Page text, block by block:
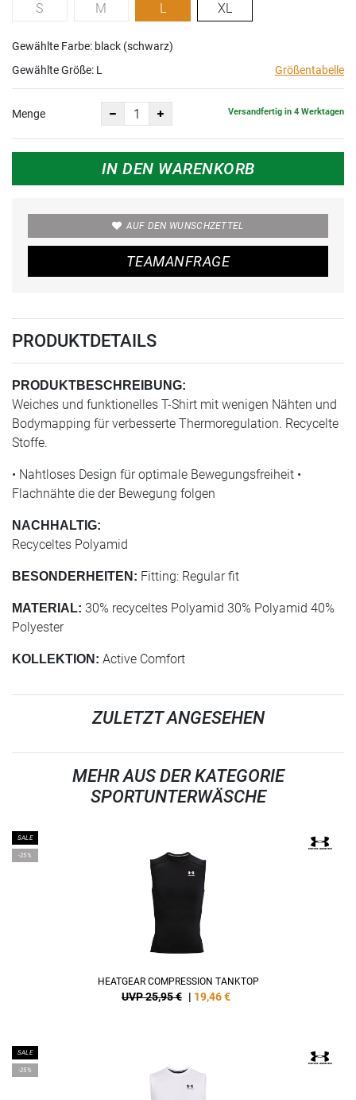
S M L XL
Gewählte Farbe: black (schwarz)
Gewählte Größe: L Größentabelle
Menge Versandfertig in 4 Werktagen
IN DEN WARENKORB
AUF DEN WUNSCHZETTEL
TEAMANFRAGE
PRODUKTDETAILS
PRODUKTBESCHREIBUNG:
Weiches und funktionelles T-Shirt mit wenigen Nähten und
Bodymapping für verbesserte Thermoregulation. Recycelte
Stoffe.
• Nahtloses Design für optimale Bewegungsfreiheit •
Flachnähte die der Bewegung folgen
NACHHALTIG:
Recyceltes Polyamid
BESONDERHEITEN: Fitting: Regular fit
MATERIAL: 30% recyceltes Polyamid 30% Polyamid 40%
Polyester
KOLLEKTION: Active Comfort
ZULETZT ANGESEHEN
MEHR AUS DER KATEGORIE
SPORTUNTERWÄSCHE
SALE
-25%
HEATGEAR COMPRESSION TANKTOP
UVP 25,95 € | 19,46€
SALE
-25%